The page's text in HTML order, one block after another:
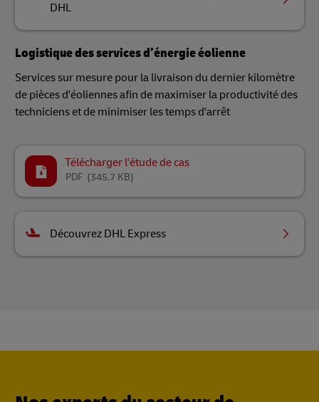
DHL
Logistique des services d’énergie éolienne
Services sur mesure pour la livraison du dernier kilomètre
de pièces d'éoliennes afin de maximiser la productivité des
techniciens et de minimiser les temps d'arrêt
Télécharger l'étude de cas
(345.7 KB)
PDF
Découvrez DHL Express